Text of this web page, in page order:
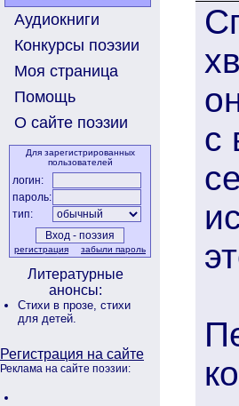
Аудиокниги
Конкурсы поэзии
Моя страница
Помощь
О сайте поэзии
Для зарегистрированных
пользователей
логин:
пароль:
тип:
регистрация забыли пароль
Литературные
анонсы:
Стихи в прозе, стихи
для детей.
Регистрация на сайте
Реклама на сайте поэзии:
с